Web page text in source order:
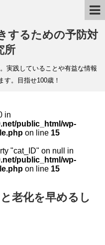
するための予防対
所
実践していることや有益な情報
す。目指せ100歳！
in
public_html/wp-
on line 15
"cat_ID" on null in
public_html/wp-
on line 15
老化を早めるし